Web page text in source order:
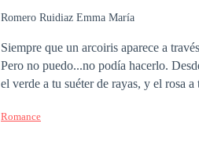
Romero Ruidiaz Emma María
Siempre que un arcoiris aparece a
Pero no puedo...no podía hacerlo. Desde que el rojo me recordaba a tus labios, El amarillo a tu opaco cabello,
el verde a tu suéter de rayas, y el rosa a
Romance